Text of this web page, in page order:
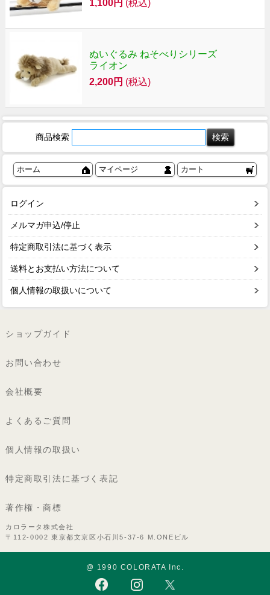
1,100円 (税込)
ぬいぐるみ ねそべりシリーズ
ライオン
2,200円 (税込)
商品検索
ホーム マイページ カート
ログイン
メルマガ申込/停止
特定商取引法に基づく表示
送料とお支払い方法について
個人情報の取扱いについて
ショップガイド
お問い合わせ
会社概要
よくあるご質問
個人情報の取扱い
特定商取引法に基づく表記
著作権・商標
カロラータ株式会社
〒112-0002 東京都文京区小石川5-37-6 M.ONEビル
@ 1990 COLORATA Inc.